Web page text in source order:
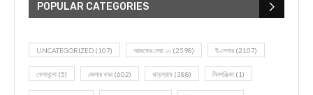
POPULAR CATEGORIES
UNCATEGORIZED (107) আজকের সেরা ১০ (2598) ই-পেপার (2107)
খেলাধূলো (5) জেলার খবর (602) ঝাড়গ্রাম (388) দিনপঞ্জিকা (1)